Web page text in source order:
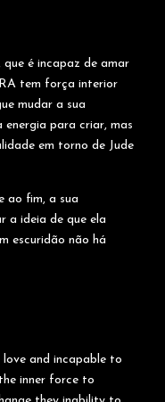
é incapaz de amar
tem força interior
mudar a sua
para criar, mas
em torno de Jude
ao fim, a sua
a ideia de que ela
escuridão não há
love and incapable to
inner force to